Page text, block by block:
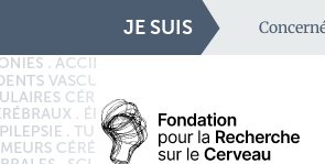
JE SUIS